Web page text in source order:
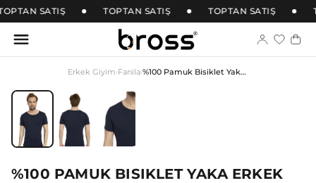
SATIŞ TOPTAN SATIŞ TOPTAN SATIŞ
Erkek Giyim›Fanila› %100 Pamuk Bisiklet Yaka Erkek Fanila
%100 PAMUK BISIKLET YAKA ERKEK